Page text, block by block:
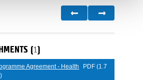
(1 )
Agreement - Health
PDF (1.7